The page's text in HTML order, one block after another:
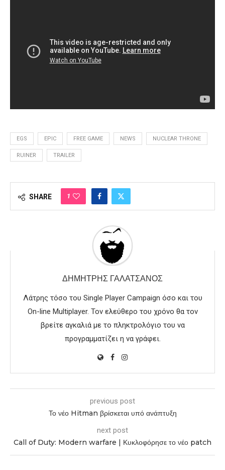
EGS EPIC FREE GAME NEWS NUCLEAR THRONE
RUINER TRAILER
SHARE 1
ΔΗΜΉΤΡΗΣ ΓΑΛΑΤΣΆΝΟΣ
Λάτρης τόσο του Single Player Campaign όσο και του
On-line Multiplayer. Τον ελεύθερο του χρόνο θα τον
βρείτε αγκαλιά με το πληκτρολόγιο του να
προγραμματίζει η να γράφει.
previous post
Το νέο Hitman βρίσκεται υπό ανάπτυξη
next post
Call of Duty: Modern warfare | Κυκλοφόρησε το νέο patch